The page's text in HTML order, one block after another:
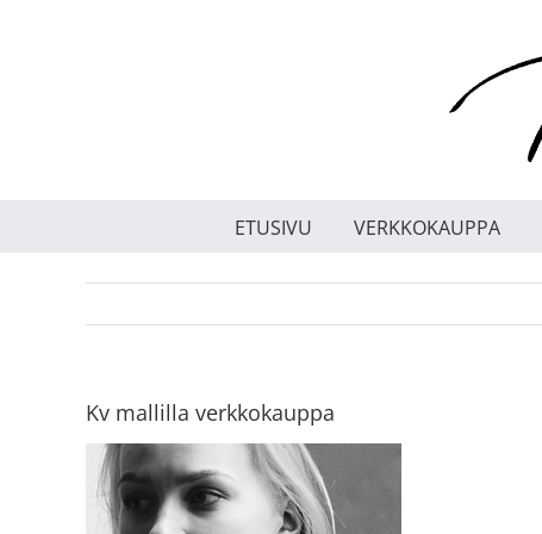
ETUSIVU VERKKOKAUPPA
Kv mallilla verkkokauppa